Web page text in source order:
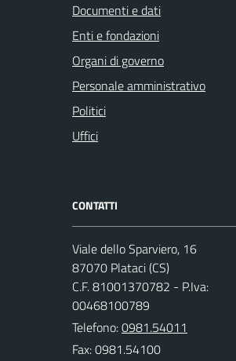
Documenti e dati
Enti e fondazioni
Organi di governo
Personale amministrativo
Politici
Uffici
CONTATTI
Viale dello Sparviero, 16
87070 Plataci (CS)
C.F. 81001370782 - P.Iva:
00468100789
Telefono:0981.54011
Fax: 0981.54100